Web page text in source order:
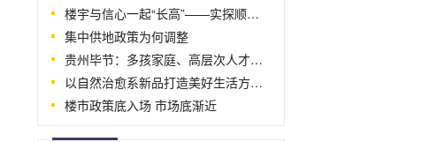
楼宇与信心一起“长高”——实探顺利交
集中供地政策为何调整
贵州毕节：多孩家庭、高层次人才住房公积
​以自然治愈系新品打造美好生活方式，尚
楼市政策底入场 市场底渐近